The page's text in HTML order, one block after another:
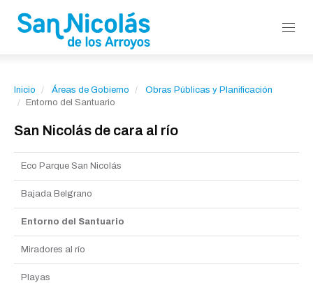
Inicio Áreas de Gobierno
Obras Públicas y Planificación
Entorno del Santuario
San Nicolás de cara al río
Eco Parque San Nicolás
Bajada Belgrano
Entorno del Santuario
Miradores al río
Playas